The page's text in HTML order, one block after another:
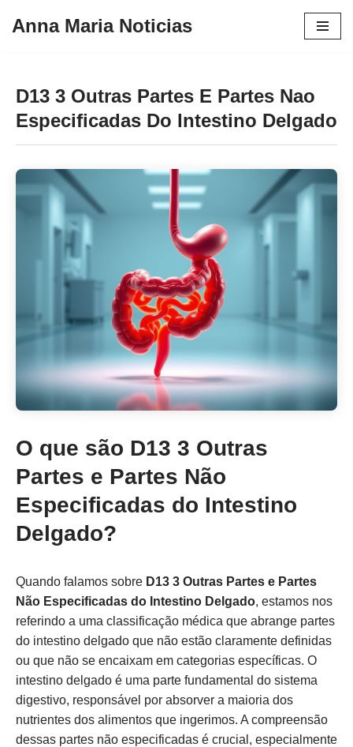
conteúdo
Anna Maria Noticias
D13 3 Outras Partes E Partes Nao
Especificadas Do Intestino Delgado
O que são D13 3 Outras
Partes e Partes Não
Especificadas do Intestino
Delgado?
Quando falamos sobre D13 3 Outras Partes e Partes
Não Especificadas do Intestino Delgado, estamos nos
referindo a uma classificação médica que abrange partes
do intestino delgado que não estão claramente definidas
ou que não se encaixam em categorias específicas. O
intestino delgado é uma parte fundamental do sistema
digestivo, responsável por absorver a maioria dos
nutrientes dos alimentos que ingerimos. A compreensão
dessas partes não especificadas é crucial, especialmente